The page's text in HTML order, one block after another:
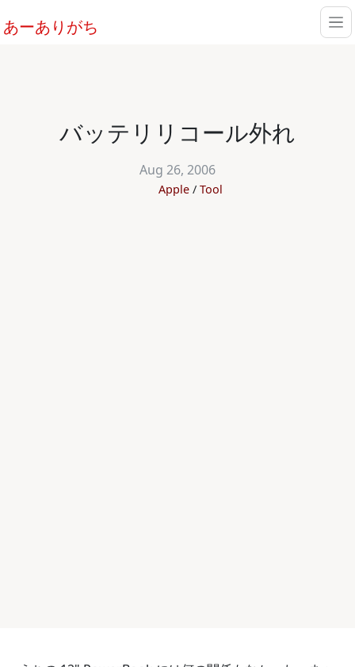
あーありがち
バッテリリコール外れ
Aug 26, 2006
Apple Tool